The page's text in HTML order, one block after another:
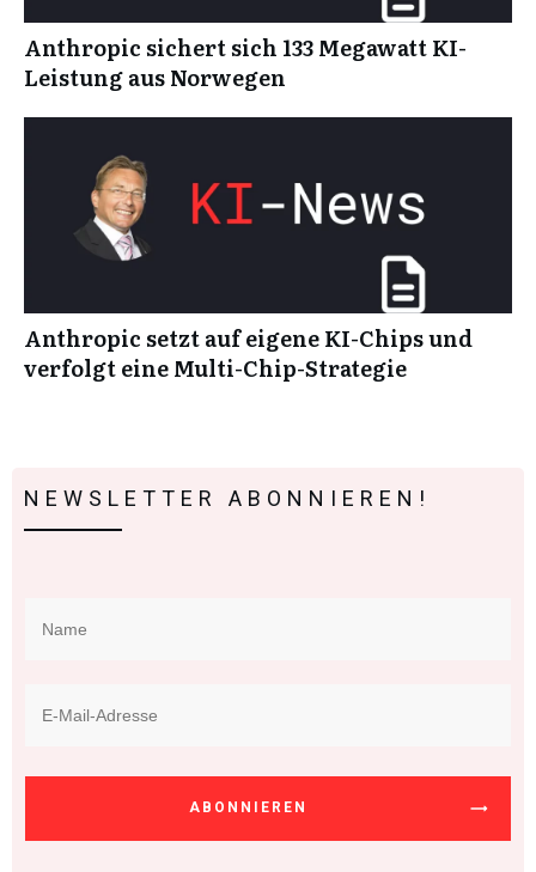
Anthropic sichert sich 133 Megawatt KI-
Leistung aus Norwegen
Anthropic setzt auf eigene KI-Chips und
verfolgt eine Multi-Chip-Strategie
NEWSLETTER ABONNIEREN!
ABONNIEREN